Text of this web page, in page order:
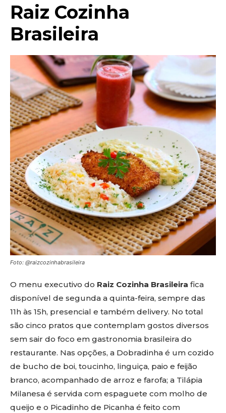
Raiz Cozinha
Brasileira
Foto: @raizcozinhabrasileira
O menu executivo do Raiz Cozinha Brasileira fica
disponível de segunda a quinta-feira, sempre das
11h às 15h, presencial e também delivery. No total
são cinco pratos que contemplam gostos diversos
sem sair do foco em gastronomia brasileira do
restaurante. Nas opções, a Dobradinha é um cozido
de bucho de boi, toucinho, linguiça, paio e feijão
branco, acompanhado de arroz e farofa; a Tilápia
Milanesa é servida com espaguete com molho de
queijo e o Picadinho de Picanha é feito com